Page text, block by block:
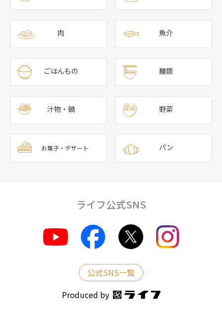
肉 魚介
ごはんもの 麺類
汁物・鍋 野菜
お菓子・デザート パン
ライフ公式SNS
公式SNS一覧
Produced by